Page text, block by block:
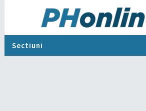
Sectiuni